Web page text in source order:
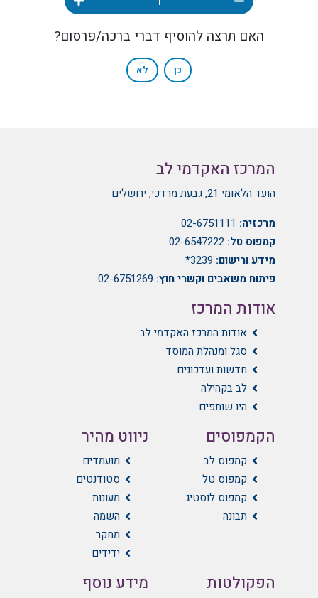
האם תרצה להוסיף דברי ברכה/פרסום?
כן לא
המרכז האקדמי לב
הועד הלאומי 21, גבעת מרדכי, ירושלים
מרכזיה: 02-6751111
קמפוס טל: 02-6547222
מידע ורישום: 3239*
פיתוח משאבים וקשרי חוץ: 02-6751269
אודות המרכז
אודות המרכז האקדמי לב
סגל ומנהלת המוסד
חדשות ועדכונים
לב בקהילה
היו שותפים
הקמפוסים
קמפוס לב
קמפוס טל
קמפוס לוסטיג
תבונה
הפקולטות
ניווט מהיר
מועמדים
סטודנטים
מעונות
השמה
מחקר
ידידים
מידע נוסף